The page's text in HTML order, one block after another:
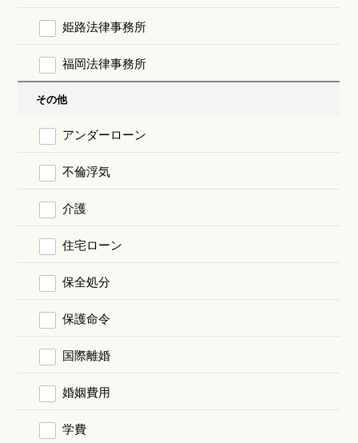
姫路法律事務所
福岡法律事務所
その他
アンダーローン
不倫浮気
介護
住宅ローン
保全処分
保護命令
国際離婚
婚姻費用
学費